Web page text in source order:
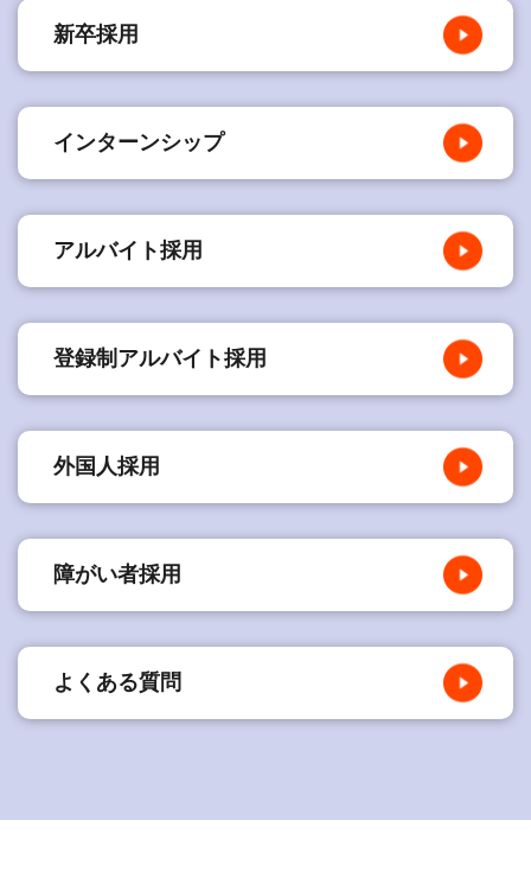
新卒採用
インターンシップ
アルバイト採用
登録制アルバイト採用
外国人採用
障がい者採用
よくある質問